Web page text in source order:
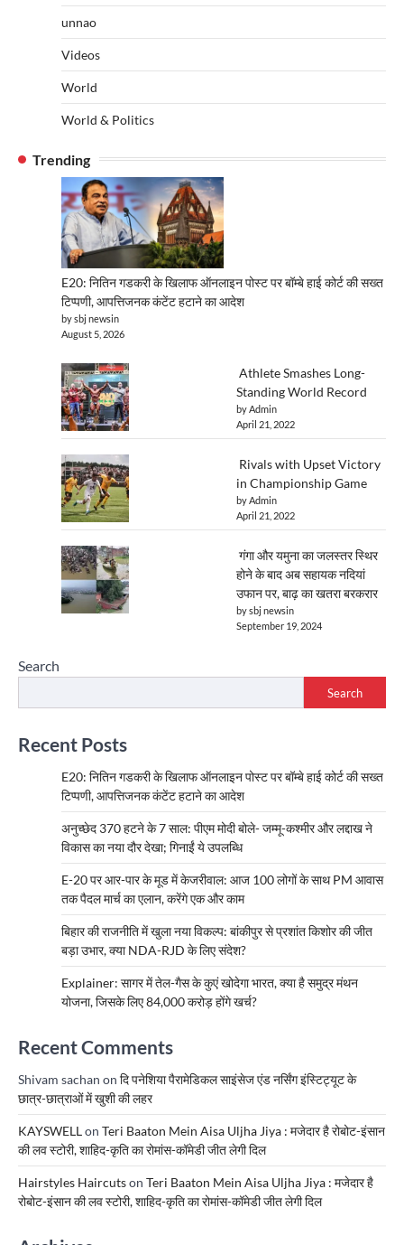
unnao
Videos
World
World & Politics
Trending
E20: नितिन गडकरी के खिलाफ ऑनलाइन पोस्ट पर बॉम्बे हाई कोर्ट की सख्त
टिप्पणी, आपत्तिजनक कंटेंट हटाने का आदेश
by sbj newsin
August 5, 2026
Athlete Smashes Long-
Standing World Record
by Admin
April 21, 2022
Rivals with Upset Victory
in Championship Game
by Admin
April 21, 2022
गंगा और यमुना का जलस्तर स्थिर
होने के बाद अब सहायक नदियां
उफान पर, बाढ़ का खतरा बरकरार
by sbj newsin
September 19, 2024
Search
Search
Recent Posts
E20: नितिन गडकरी के खिलाफ ऑनलाइन पोस्ट पर बॉम्बे हाई कोर्ट की सख्त
टिप्पणी, आपत्तिजनक कंटेंट हटाने का आदेश
अनुच्छेद 370 हटने के 7 साल: पीएम मोदी बोले- जम्मू-कश्मीर और लद्दाख ने
विकास का नया दौर देखा; गिनाईं ये उपलब्धि
E-20 पर आर-पार के मूड में केजरीवाल: आज 100 लोगों के साथ PM आवास
तक पैदल मार्च का एलान, करेंगे एक और काम
बिहार की राजनीति में खुला नया विकल्प: बांकीपुर से प्रशांत किशोर की जीत
बड़ा उभार, क्या NDA-RJD के लिए संदेश?
Explainer: सागर में तेल-गैस के कुएं खोदेगा भारत, क्या है समुद्र मंथन
योजना, जिसके लिए 84,000 करोड़ होंगे खर्च?
Recent Comments
Shivam sachan on दि पनेशिया पैरामेडिकल साइंसेज एंड नर्सिंग इंस्टिट्यूट के
छात्र-छात्राओं में खुशी की लहर
KAYSWELLon Teri Baaton Mein Aisa Uljha Jiya : मजेदार है रोबोट-इंसान
की लव स्टोरी, शाहिद-कृति का रोमांस-कॉमेडी जीत लेगी दिल
Hairstyles Haircutson Teri Baaton Mein Aisa Uljha Jiya : मजेदार है
रोबोट-इंसान की लव स्टोरी, शाहिद-कृति का रोमांस-कॉमेडी जीत लेगी दिल